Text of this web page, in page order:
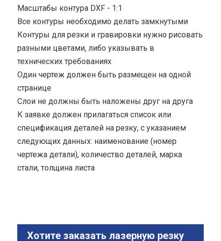
Масштабы контура DXF - 1:1
Все контуры необходимо делать замкнутыми
Контуры для резки и гравировки нужно рисовать
разными цветами, либо указывать в
технических требованиях
Один чертеж должен быть размещен на одной
странице
Cлои не должны быть наложены друг на друга
К заявке должен прилагаться список или
спецификация деталей на резку, с указанием
следующих данных: наименование (номер
чертежа детали), количество деталей, марка
стали, толщина листа
Хотите заказать лазерную резку